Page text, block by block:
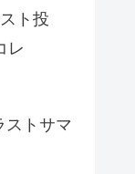
ト投
レ
ストサマ